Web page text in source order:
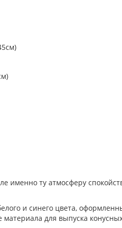
именно ту атмосферу
и синего цвета,
для выпуска